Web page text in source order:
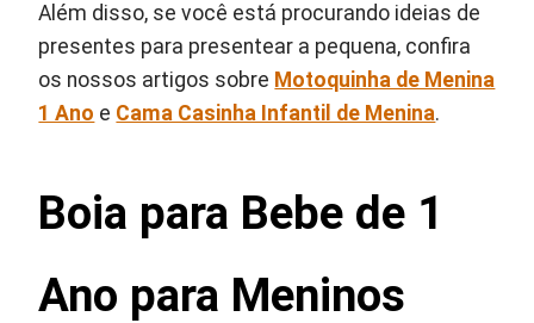
Além disso, se você está procurando ideias de
presentes para presentear a pequena, confira
os nossos artigos sobre Motoquinha de Menina
1 Ano e Cama Casinha Infantil de Menina.
Boia para Bebe de 1
Ano para Meninos